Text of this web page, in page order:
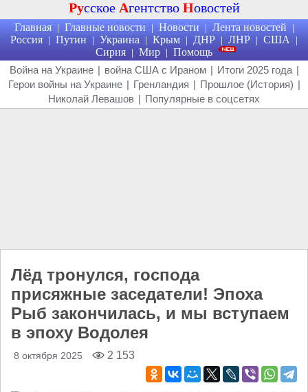
Русское Агентство Новостей
Главная | Главные новости | Новости | Лента новостей |
Россия | Путин | Украина | Крым | ДНР | ЛНР | США |
Сирия | Мир | Помощь
Война на Украине | война США с Ираном | Итоги 2025 года |
Герои войны на Украине | Гренландия | Прошлое (История) |
Николай Левашов | Популярные в соцсетях
Лёд тронулся, господа
присяжные заседатели! Эпоха
Рыб закончилась, и мы вступаем
в эпоху Водолея
8 октября 2025 2 153